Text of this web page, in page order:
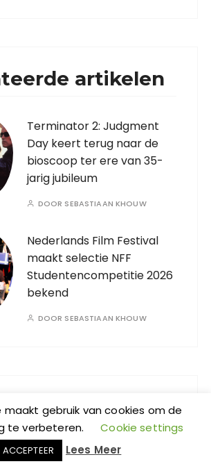
artikelen
Terminator 2: Judgment
Day keert terug naar de
bioscoop ter ere van 35-
jarig jubileum
DOOR SEBASTIAAN KHOUW
Nederlands Film Festival
maakt selectie NFF
Studentencompetitie 2026
bekend
DOOR SEBASTIAAN KHOUW
reactie
wordt niet gepubliceerd.
zijn gemarkeerd met
maakt gebruik van cookies om de
te verbeteren.
Cookie settings
ACCEPTEER Lees Meer